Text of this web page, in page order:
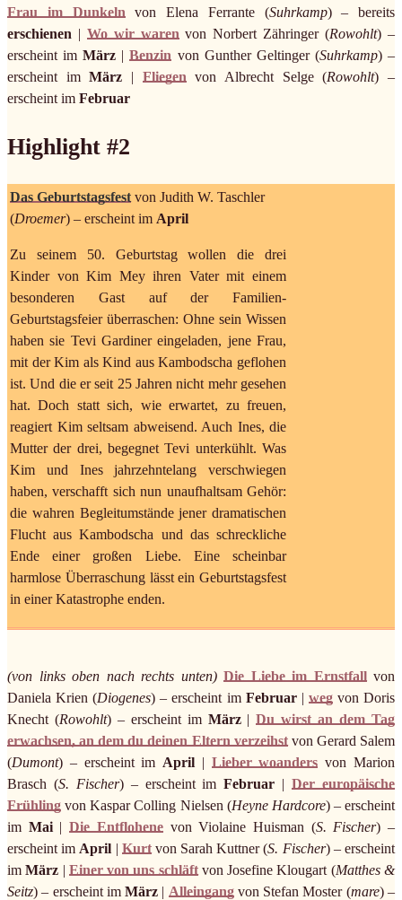
Frau im Dunkeln von Elena Ferrante (Suhrkamp) – bereits
erschienen | Wo wir waren von Norbert Zähringer (Rowohlt) –
erscheint imMärz |Benzin von Gunther Geltinger (Suhrkamp) –
erscheint imMärz | Fliegen von Albrecht Selge (Rowohlt) –
erscheint im Februar
Highlight #2
Das Geburtstagsfest von Judith W. Taschler
(Droemer) – erscheint im April
Zu seinem 50. Geburtstag wollen die drei
Kinder von Kim Mey ihren Vater mit einem
besonderen Gast auf der Familien-
Geburtstagsfeier überraschen: Ohne sein Wissen
haben sie Tevi Gardiner eingeladen, jene Frau,
mit der Kim als Kind aus Kambodscha geflohen
ist. Und die er seit 25 Jahren nicht mehr gesehen
hat. Doch statt sich, wie erwartet, zu freuen,
reagiert Kim seltsam abweisend. Auch Ines, die
Mutter der drei, begegnet Tevi unterkühlt. Was
Kim und Ines jahrzehntelang verschwiegen
haben, verschafft sich nun unaufhaltsam Gehör:
die wahren Begleitumstände jener dramatischen
Flucht aus Kambodscha und das schreckliche
Ende einer großen Liebe. Eine scheinbar
harmlose Überraschung lässt ein Geburtstagsfest
in einer Katastrophe enden.
(von links oben nach rechts unten) Die Liebe im Ernstfallvon
Daniela Krien (Diogenes) – erscheint im Februar| wegvon Doris
Knecht (Rowohlt) – erscheint im März|Du wirst an dem Tag
erwachsen, an dem du deinen Eltern verzeihstvon Gerard Salem
(Dumont) – erscheint im April | Lieber woanders von Marion
Brasch (S. Fischer) – erscheint imFebruar |Der europäische
Frühling von Kaspar Colling Nielsen (Heyne Hardcore) – erscheint
im Mai|Die Entflohenevon Violaine Huisman (S. Fischer) –
erscheint im April | Kurtvon Sarah Kuttner (S. Fischer) – erscheint
imMärz | Einer von uns schläftvon Josefine Klougart (Matthes &
Seitz) – erscheint imMärz | Alleingangvon Stefan Moster (mare) –